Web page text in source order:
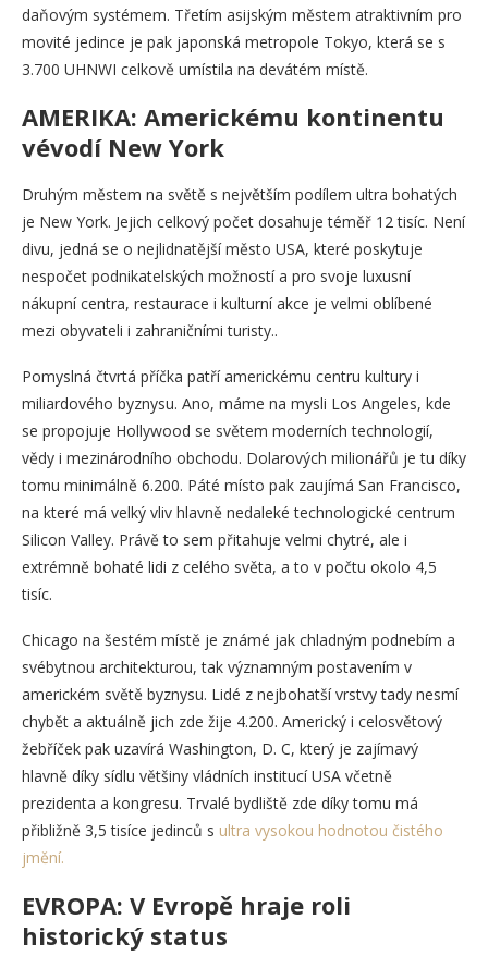
daňovým systémem. Třetím asijským městem atraktivním pro
movité jedince je pak japonská metropole Tokyo, která se s
3.700 UHNWI celkově umístila na devátém místě.
AMERIKA: Americkému kontinentu
vévodí New York
Druhým městem na světě s největším podílem ultra bohatých
je New York. Jejich celkový počet dosahuje téměř 12 tisíc. Není
divu, jedná se o nejlidnatější město USA, které poskytuje
nespočet podnikatelských možností a pro svoje luxusní
nákupní centra, restaurace i kulturní akce je velmi oblíbené
mezi obyvateli i zahraničními turisty..
Pomyslná čtvrtá příčka patří americkému centru kultury i
miliardového byznysu. Ano, máme na mysli Los Angeles, kde
se propojuje Hollywood se světem moderních technologií,
vědy i mezinárodního obchodu. Dolarových milionářů je tu díky
tomu minimálně 6.200. Páté místo pak zaujímá San Francisco,
na které má velký vliv hlavně nedaleké technologické centrum
Silicon Valley. Právě to sem přitahuje velmi chytré, ale i
extrémně bohaté lidi z celého světa, a to v počtu okolo 4,5
tisíc.
Chicago na šestém místě je známé jak chladným podnebím a
svébytnou architekturou, tak významným postavením v
americkém světě byznysu. Lidé z nejbohatší vrstvy tady nesmí
chybět a aktuálně jich zde žije 4.200. Americký i celosvětový
žebříček pak uzavírá Washington, D. C, který je zajímavý
hlavně díky sídlu většiny vládních institucí USA včetně
prezidenta a kongresu. Trvalé bydliště zde díky tomu má
přibližně 3,5 tisíce jedinců s ultra vysokou hodnotou čistého
jmění.
EVROPA: V Evropě hraje roli
historický status